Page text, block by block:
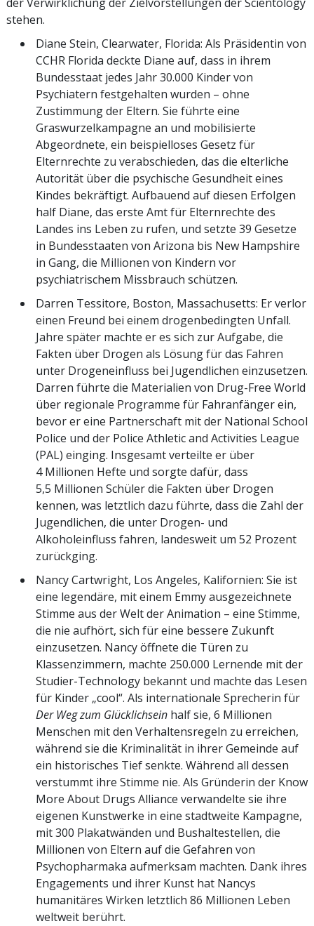
stehen.
Diane Stein, Clearwater, Florida: Als Präsidentin von
CCHR Florida deckte Diane auf, dass in ihrem
Bundesstaat jedes Jahr 30.000 Kinder von
Psychiatern festgehalten wurden – ohne
Zustimmung der Eltern. Sie führte eine
Graswurzelkampagne an und mobilisierte
Abgeordnete, ein beispielloses Gesetz für
Elternrechte zu verabschieden, das die elterliche
Autorität über die psychische Gesundheit eines
Kindes bekräftigt. Aufbauend auf diesen Erfolgen
half Diane, das erste Amt für Elternrechte des
Landes ins Leben zu rufen, und setzte 39 Gesetze
in Bundesstaaten von Arizona bis New Hampshire
in Gang, die Millionen von Kindern vor
psychiatrischem Missbrauch schützen.
Darren Tessitore, Boston, Massachusetts: Er verlor
einen Freund bei einem drogenbedingten Unfall.
Jahre später machte er es sich zur Aufgabe, die
Fakten über Drogen als Lösung für das Fahren
unter Drogeneinfluss bei Jugendlichen einzusetzen.
Darren führte die Materialien von Drug-Free World
über regionale Programme für Fahranfänger ein,
bevor er eine Partnerschaft mit der National School
Police und der Police Athletic and Activities League
(PAL) einging. Insgesamt verteilte er über
4 Millionen Hefte und sorgte dafür, dass
5,5 Millionen Schüler die Fakten über Drogen
kennen, was letztlich dazu führte, dass die Zahl der
Jugendlichen, die unter Drogen- und
Alkoholeinfluss fahren, landesweit um 52 Prozent
zurückging.
Nancy Cartwright, Los Angeles, Kalifornien: Sie ist
eine legendäre, mit einem Emmy ausgezeichnete
Stimme aus der Welt der Animation – eine Stimme,
die nie aufhört, sich für eine bessere Zukunft
einzusetzen. Nancy öffnete die Türen zu
Klassenzimmern, machte 250.000 Lernende mit der
Studier-Technology bekannt und machte das Lesen
für Kinder „cool“. Als internationale Sprecherin für
Der Weg zum Glücklichsein half sie, 6 Millionen
Menschen mit den Verhaltensregeln zu erreichen,
während sie die Kriminalität in ihrer Gemeinde auf
ein historisches Tief senkte. Während all dessen
verstummt ihre Stimme nie. Als Gründerin der Know
More About Drugs Alliance verwandelte sie ihre
eigenen Kunstwerke in eine stadtweite Kampagne,
mit 300 Plakatwänden und Bushaltestellen, die
Millionen von Eltern auf die Gefahren von
Psychopharmaka aufmerksam machten. Dank ihres
Engagements und ihrer Kunst hat Nancys
humanitäres Wirken letztlich 86 Millionen Leben
weltweit berührt.